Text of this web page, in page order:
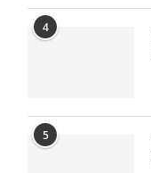
4
5